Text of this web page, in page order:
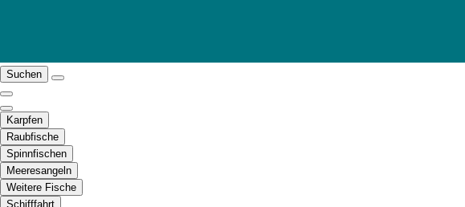
Suchen
Karpfen
Raubfische
Spinnfischen
Meeresangeln
Weitere Fische
Schifffahrt